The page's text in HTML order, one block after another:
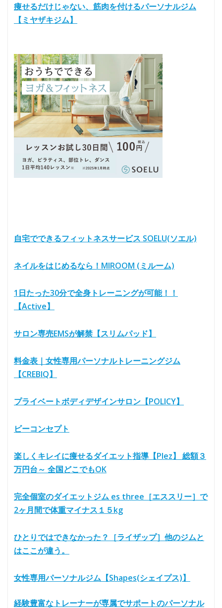
痩せるだけじゃない、筋肉を付けるパーソナルジム
【ミヤザキジム】
自宅でできるフィットネスサービス SOELU(ソエル)
ネイルをはじめるなら！MIROOM (ミルーム)
1日たった30分で全身トレーニングが可能！！
【Active】
サロン専売EMSが解禁【スリムパッド】
料金表｜女性専用パーソナルトレーニングジム
【CREBIQ】
プライベートボディデザインサロン【POLICY】
ビーコンセプト
楽しくキレイに痩せるダイエット指導【Plez】 総額３
万円台～ 全国どこでもOK
完全個室のダイエットジム es three［エススリー］で
2ヶ月間で体重マイナス１５kg
ひとりではできなかった？［ライザップ］他のジムと
はここが違う。
女性専用パーソナルジム【Shapes(シェイプス)】
経験豊富なトレーナーが専属でサポートのパーソナル